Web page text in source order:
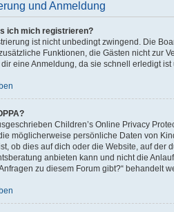
und Anmeldung
ich mich registrieren?
ist nicht unbedingt zwingend. Die
Funktionen, die Gästen nicht zur
eine Anmeldung, da sie schnell erledigt ist
Children’s Online Privacy
möglicherweise persönliche Daten von
ob dies auf dich oder die Website, auf der
anbieten kann und nicht die
zu diesem Forum gibt?“ behandelt